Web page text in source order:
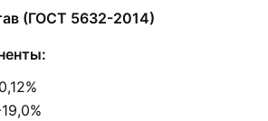
(ГОСТ 5632-2014)